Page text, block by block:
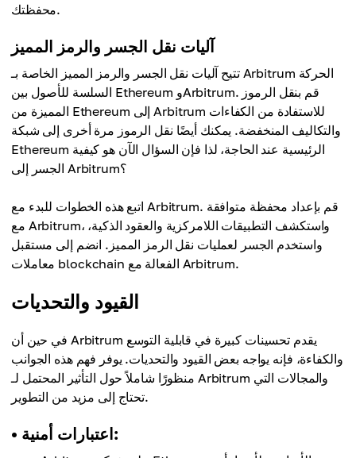
محفظتك.
آليات نقل الجسر والرمز المميز
تتيح آليات نقل الجسر والرمز المميز الخاصة بـ Arbitrum الحركة
السلسة للأصول بين Ethereum وArbitrum. قم بنقل الرموز
المميزة من Ethereum إلى Arbitrum للاستفادة من الكفاءات
والتكاليف المنخفضة. يمكنك أيضًا نقل الرموز مرة أخرى إلى شبكة
Ethereum الرئيسية عند الحاجة، لذا فإن السؤال الآن هو كيفية
الجسر إلى Arbitrum؟
اتبع هذه الخطوات للبدء مع Arbitrum. قم بإعداد محفظة متوافقة
مع Arbitrum، واستكشف التطبيقات اللامركزية والعقود الذكية،
واستخدم الجسر لعمليات نقل الرمز المميز. انضم إلى مستقبل
معاملات blockchain الفعالة مع Arbitrum.
القيود والتحديات
في حين أن Arbitrum يقدم تحسينات كبيرة في قابلية التوسع
والكفاءة، فإنه يواجه بعض القيود والتحديات. يوفر فهم هذه الجوانب
منظورًا شاملاً حول التأثير المحتمل لـ Arbitrum والمجالات التي
تحتاج إلى مزيد من التطوير.
• اعتبارات أمنية: